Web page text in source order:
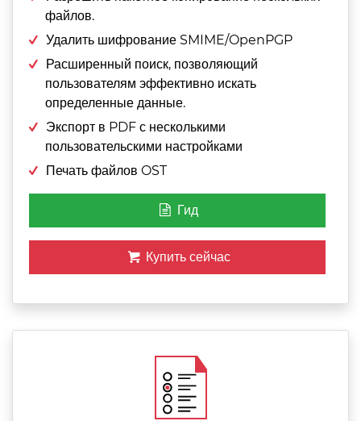
файлов.
Удалить шифрование SMIME/OpenPGP
Расширенный поиск, позволяющий
пользователям эффективно искать
определенные данные.
Экспорт в PDF с несколькими
пользовательскими настройками
Печать файлов OST
Гид
Купить сейчас